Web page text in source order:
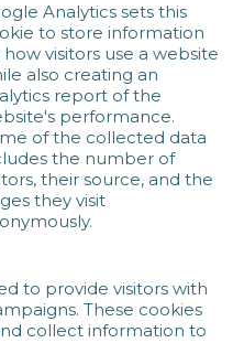
Analytics sets this
to store information
how visitors use a website
also creating an
report of the
performance.
of the collected data
the number of
their source, and the
they visit
to provide visitors with
These cookies
collect information to